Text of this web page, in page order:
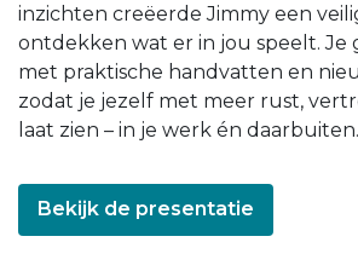
inzichten creëerde Jimmy een
ontdekken wat er in jou speelt. Je
met praktische handvatten en
zodat je jezelf met meer rust,
laat zien – in je werk én daarbuiten.
Bekijk de presentatie